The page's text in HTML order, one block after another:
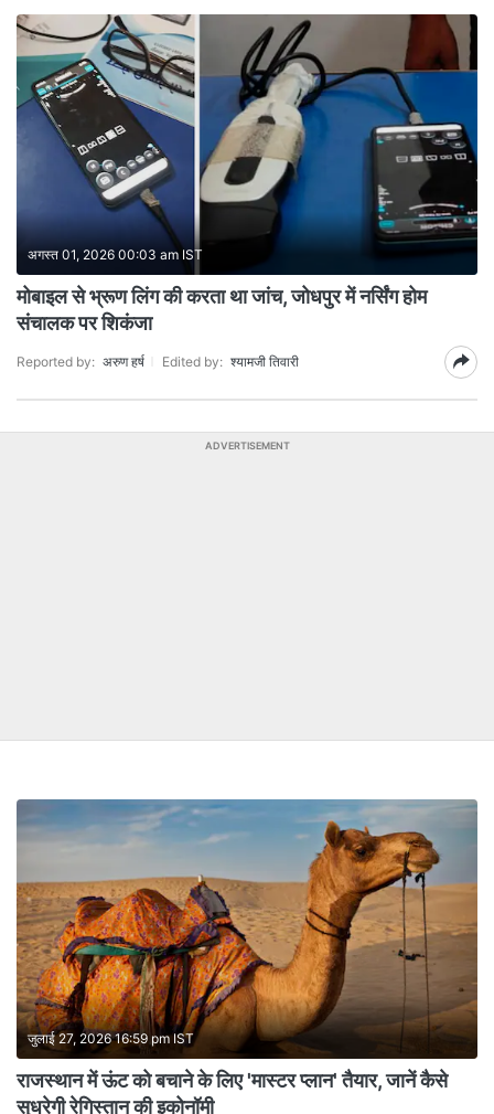
अगस्त 01, 2026 00:03 am IST
मोबाइल से भ्रूण लिंग की करता था जांच, जोधपुर में नर्सिंग होम
संचालक पर शिकंजा
Reported by: अरुण हर्ष Edited by: श्यामजी तिवारी
ADVERTISEMENT
जुलाई 27, 2026 16:59 pm IST
राजस्थान में ऊंट को बचाने के लिए 'मास्टर प्लान' तैयार, जानें कैसे
सुधरेगी रेगिस्तान की इकोनॉमी